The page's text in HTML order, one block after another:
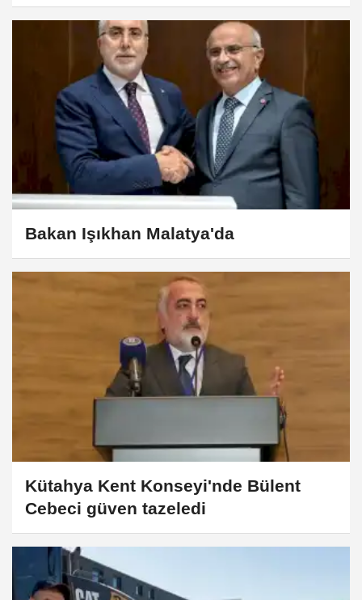
Bakan Işıkhan Malatya'da
Kütahya Kent Konseyi'nde Bülent
Cebeci güven tazeledi